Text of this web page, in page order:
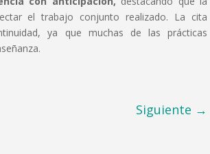
el trabajo conjunto realizado. La cita
ya que muchas de las prácticas
Siguiente →